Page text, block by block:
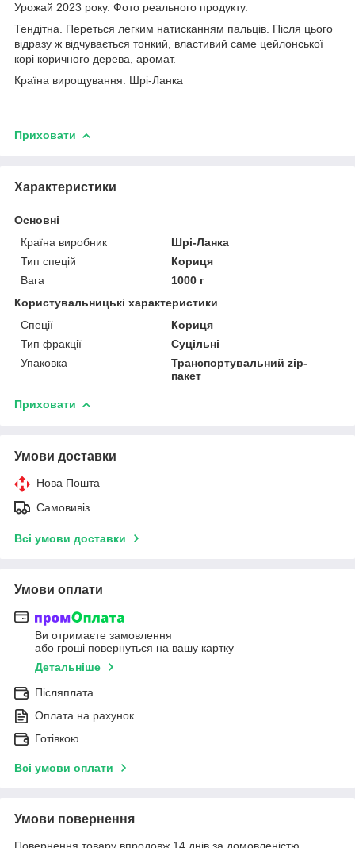
Урожай 2023 року. Фото реального продукту.
Тендітна. Переться легким натисканням пальців. Після цього
відразу ж відчувається тонкий, властивий саме цейлонської
корі коричного дерева, аромат.
Країна вирощування: Шрі-Ланка
Приховати
Характеристики
Основні
Країна виробник
Шрі-Ланка
Тип спецій
Кориця
Вага
1000 г
Користувальницькі характеристики
Спеції
Кориця
Тип фракції
Суцільні
Упаковка
Транспортувальний zip-
пакет
Приховати
Умови доставки
Нова Пошта
Самовивіз
Всі умови доставки
Умови оплати
Ви отримаєте замовлення
або гроші повернуться на вашу картку
Детальніше
Післяплата
Оплата на рахунок
Готівкою
Всі умови оплати
Умови повернення